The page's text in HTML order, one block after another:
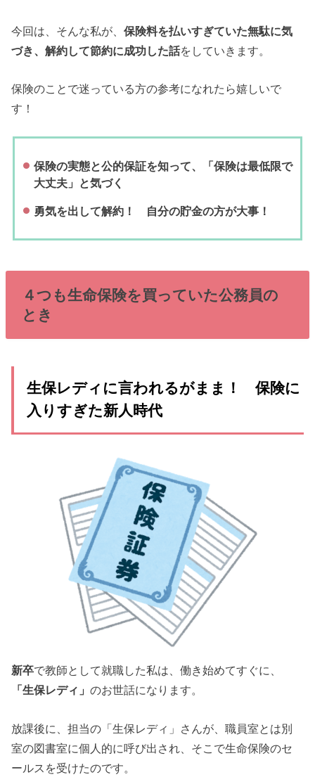
今回は、そんな私が、保険料を払いすぎていた無駄に気
づき、解約して節約に成功した話をしていきます。
保険のことで迷っている方の参考になれたら嬉しいで
す！
保険の実態と公的保証を知って、「保険は最低限で
大丈夫」と気づく
勇気を出して解約！ 自分の貯金の方が大事！
４つも生命保険を買っていた公務員の
とき
生保レディに言われるがまま！ 保険に
入りすぎた新人時代
新卒で教師として就職した私は、働き始めてすぐに、
「生保レディ」のお世話になります。
放課後に、担当の「生保レディ」さんが、職員室とは別
室の図書室に個人的に呼び出され、そこで生命保険のセ
ールスを受けたのです。